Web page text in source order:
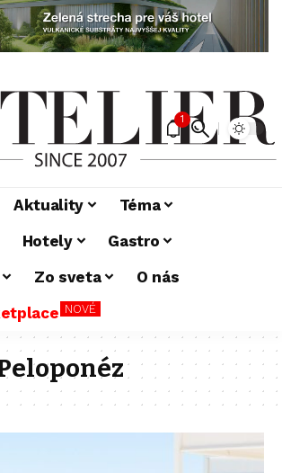
1
Aktuality
Téma
Hotely
Gastro
Zo sveta
O nás
NOVÉ